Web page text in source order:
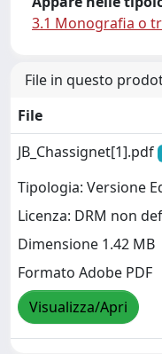
3.1 Monografia o
File in questo
File
JB_Chassignet[1].pdf
Tipologia: Versione
Licenza: DRM non
Dimensione 1.42 MB
Formato Adobe PDF
Visualizza/Apri